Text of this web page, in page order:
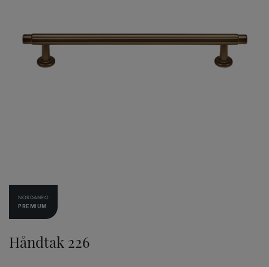
Håndtak 226
NORDANRO
PREMIUM